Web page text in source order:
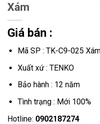
Xám
Giá bán :
Mã SP : TK-C9-025
Xuất xứ : TENKO
Bảo hành : 12 năm
Tình trạng : Mới 100%
Hotline: 0902187274